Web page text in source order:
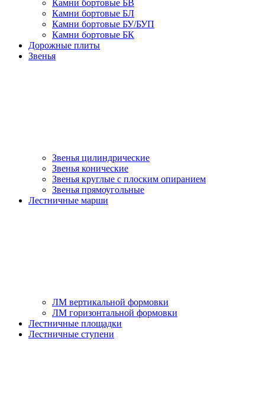
Камни бортовые БВ
Камни бортовые БЛ
Камни бортовые БУ/БУП
Камни бортовые БК
Дорожные плиты
Звенья
Звенья цилиндрические
Звенья конические
Звенья круглые с плоским опиранием
Звенья прямоугольные
Лестничные марши
ЛМ вертикальной формовки
ЛМ горизонтальной формовки
Лестничные площадки
Лестничные ступени